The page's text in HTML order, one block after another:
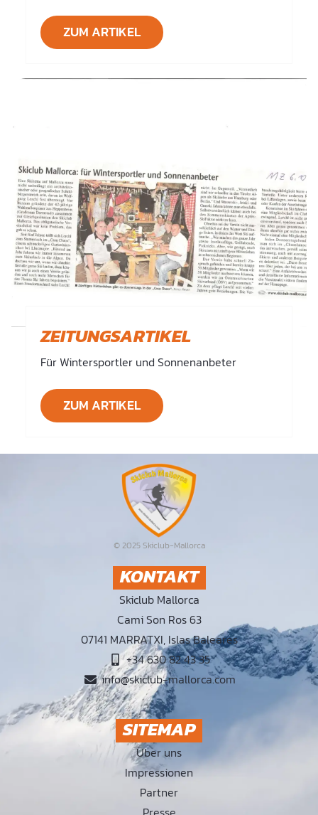
ZUM ARTIKEL
ZEITUNGSARTIKEL
Für Wintersportler und Sonnenanbeter
ZUM ARTIKEL
© 2025 Skiclub-Mallorca
KONTAKT
Skiclub Mallorca
Cami Son Ros 63
07141 MARRATXI, Islas Baleares
+34 630 82 43 35
info@skiclub-mallorca.com
SITEMAP
Über uns
Impressionen
Partner